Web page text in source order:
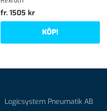
fr. 1505 kr
KÖP!
Logicsystem Pneumatik AB